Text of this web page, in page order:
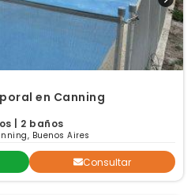
en Canning
| 2 baños
Buenos Aires
Consultar